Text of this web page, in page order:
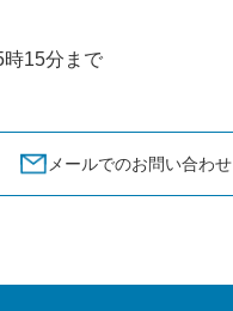
時15分まで
メールでのお問い合わせ